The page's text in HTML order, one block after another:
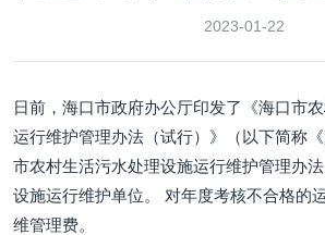
2023-01-22
日前，海口市政府办公厅印发了《海口市
运行维护管理办法（试行）》（以下简称
市农村生活污水处理设施运行维护管理办
设施运行维护单位。 对年度考核不合格的
维管理费。